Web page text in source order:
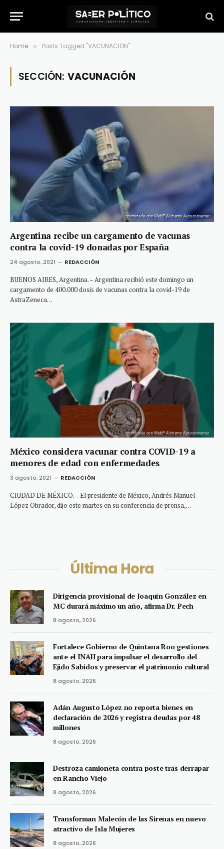
Home » Posts Tagged "VACUNACIÓN"
SECCIÓN: VACUNACIÓN
Argentina recibe un cargamento de vacunas
contra la covid-19 donadas por España
24 agosto, 2021 REDACCIÓN
BUENOS AIRES, Argentina. – Argentina recibió este domingo un
cargamento de 400.000 dosis de vacunas contra la covid-19 de
AstraZeneca…
México considera vacunar contra COVID-19 a
menores de edad con enfermedades
3 agosto, 2021 REDACCIÓN
CIUDAD DE MÉXICO. – El presidente de México, Andrés Manuel
López Obrador, dijo este martes en su conferencia de prensa,…
Última Hora
Dirigencia provisional de Joaquín González en
MC durará máximo un año, afirma Dr. Pech
8 agosto, 2026
Fortalece Gobierno de Quintana Roo gestiones
ante el INAH para impulsar el desarrollo del
Ejido Sabidos y preservar el patrimonio cultural
8 agosto, 2026
Adán Augusto López no reporta bienes en
declaración de 2026 y registra deudas por 48
millones
8 agosto, 2026
Destroza camioneta contra poste tras derrapar
en Rancho Viejo
8 agosto, 2026
Transforman Malecón de las Sirenas en nuevo
atractivo de Isla Mujeres
8 agosto, 2026